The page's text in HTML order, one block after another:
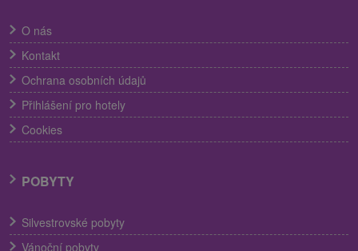
O nás
Kontakt
Ochrana osobních údajů
Přihlášení pro hotely
Cookies
POBYTY
Silvestrovské pobyty
Vánoční pobyty